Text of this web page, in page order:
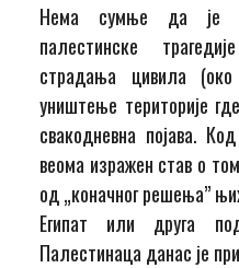
Нема сумње да је
палестинске
страдања цивила
уништење територије
свакодневна појава.
веома изражен став о
од „коначног решења”
Египат или друга
Палестинаца данас је